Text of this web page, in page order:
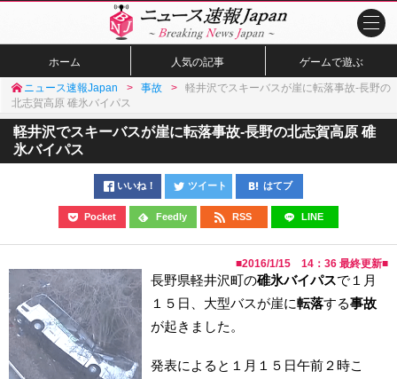
ホーム 人気の記事 ゲームで遊ぶ
ニュース速報Japan 事故
軽井沢でスキーバスが崖に転落事故-長野の
北志賀高原 碓氷バイパス
軽井沢でスキーバスが崖に転落事故-長野の北志賀高原 碓
氷バイパス
いいね！ ツイート はてブ
Pocket Feedly RSS LINE
■2016/1/15 14：36 最終更新■
長野県軽井沢町の碓氷バイパスで１月
１５日、大型バスが崖に転落する事故
が起きました。
発表によると１月１５日午前２時こ